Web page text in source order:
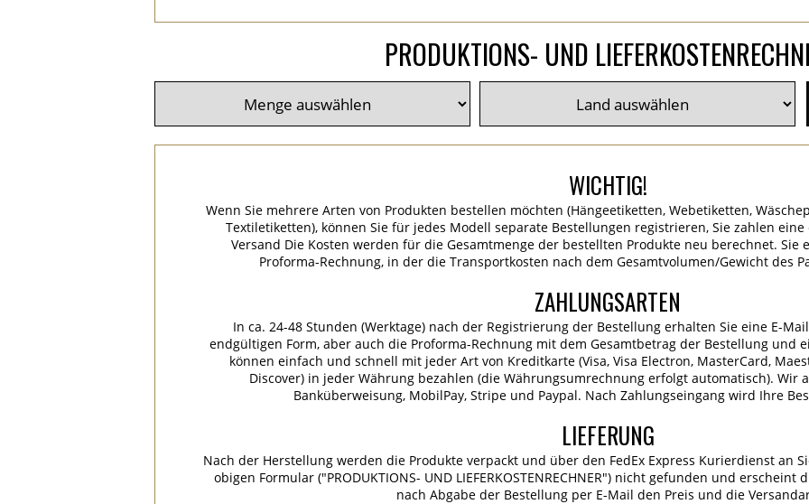
PRODUKTIONS- UND
WICHTIG!
Wenn Sie mehrere Arten von Produkten bestellen möchten (Hängeetiketten, Webetiketten,
Textiletiketten), können Sie für jedes Modell separate Bestellungen registrieren, Sie zahlen
Versand Die Kosten werden für die Gesamtmenge der bestellten Produkte neu berechnet. Sie
Proforma-Rechnung, in der die Transportkosten nach dem Gesamtvolumen/Gewicht des
ZAHLUNGSARTEN
In ca. 24-48 Stunden (Werktage) nach der Registrierung der Bestellung erhalten Sie eine E-
endgültigen Form, aber auch die Proforma-Rechnung mit dem Gesamtbetrag der Bestellung und
können einfach und schnell mit jeder Art von Kreditkarte (Visa, Visa Electron, MasterCard,
Discover) in jeder Währung bezahlen (die Währungsumrechnung erfolgt automatisch). Wir
Banküberweisung, MobilPay, Stripe und Paypal. Nach Zahlungseingang wird Ihre
LIEFERUNG
Nach der Herstellung werden die Produkte verpackt und über den FedEx Express Kurierdienst an
obigen Formular ("PRODUKTIONS- UND LIEFERKOSTENRECHNER") nicht gefunden und
nach Abgabe der Bestellung per E-Mail den Preis und die